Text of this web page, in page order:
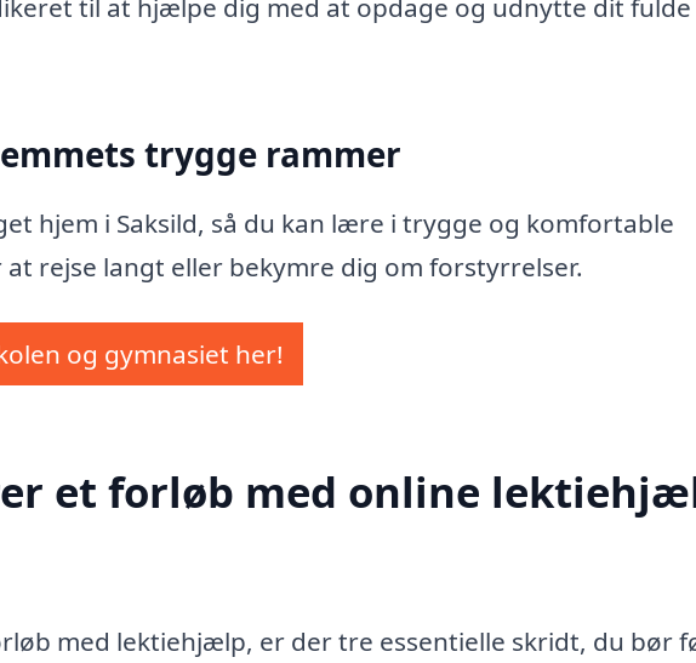
til at hjælpe dig med at opdage og udnytte dit fulde
trygge rammer
hjem i Saksild, så du kan lære i trygge og komfortable
rejse langt eller bekymre dig om forstyrrelser.
og gymnasiet her!
et forløb med online
med lektiehjælp, er der tre essentielle skridt, du bør